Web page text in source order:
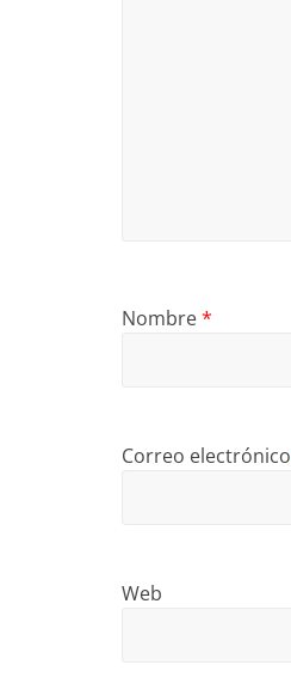
Nombre*
Correo electrónico
Web